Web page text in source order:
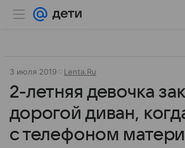
3 июля 2019 Lenta.Ru
2-летняя девочка
дорогой диван,
с телефоном матери